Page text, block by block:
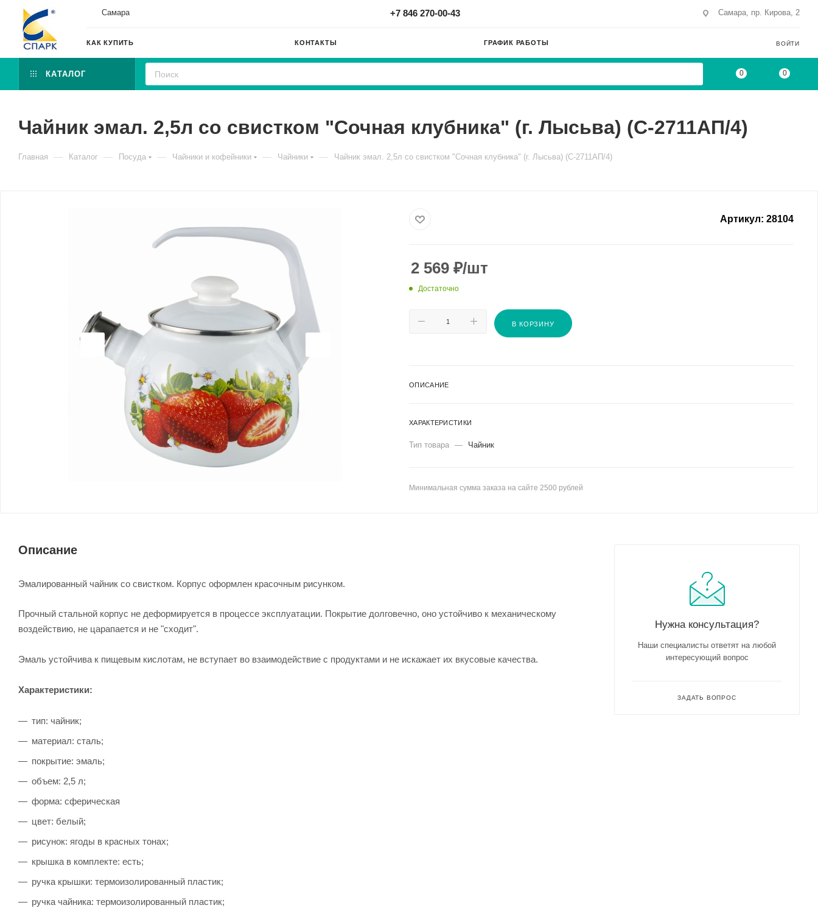
Самара +7 846 270-00-43 Самара, пр. Кирова, 2
КАК КУПИТЬ КОНТАКТЫ ГРАФИК РАБОТЫ ВОЙТИ
КАТАЛОГ 0 0
Чайник эмал. 2,5л со свистком "Сочная клубника" (г. Лысьва) (С-2711АП/4)
Главная — Каталог — Посуда — Чайники и кофейники — Чайники — Чайник эмал. 2,5л со свистком "Сочная клубника" (г. Лысьва) (С-2711АП/4)
Артикул: 28104
2 569 ₽/шт
Достаточно
В КОРЗИНУ
ОПИСАНИЕ
ХАРАКТЕРИСТИКИ
Тип товара — Чайник
Минимальная сумма заказа на сайте 2500 рублей
Описание
Эмалированный чайник со свистком. Корпус оформлен красочным рисунком.
Прочный стальной корпус не деформируется в процессе эксплуатации. Покрытие долговечно, оно устойчиво к механическому
воздействию, не царапается и не "сходит".
Эмаль устойчива к пищевым кислотам, не вступает во взаимодействие с продуктами и не искажает их вкусовые качества.
Характеристики:
тип: чайник;
материал: сталь;
покрытие: эмаль;
объем: 2,5 л;
форма: сферическая
цвет: белый;
рисунок: ягоды в красных тонах;
крышка в комплекте: есть;
ручка крышки: термоизолированный пластик;
ручка чайника: термоизолированный пластик;
Нужна консультация?
Наши специалисты ответят на любой
интересующий вопрос
ЗАДАТЬ ВОПРОС